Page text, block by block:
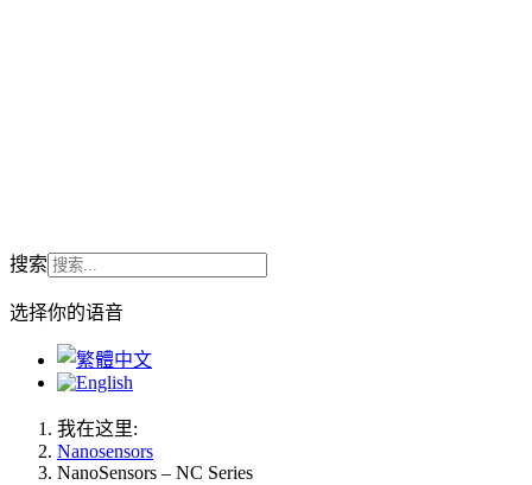
搜索
选择你的语音
我在这里:
Nanosensors
NanoSensors – NC Series